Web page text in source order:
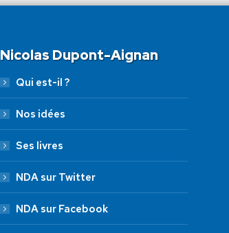
Nicolas Dupont-Aignan
Qui est-il ?
Nos idées
Ses livres
NDA sur Twitter
NDA sur Facebook